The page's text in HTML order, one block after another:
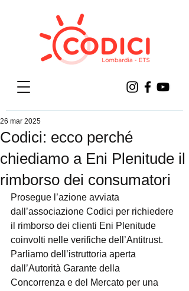
Codici: ecco perché
chiediamo a Eni Plenitude il
rimborso dei consumatori
26 mar 2025
Prosegue l’azione avviata
dall’associazione Codici per richiedere
il rimborso dei clienti Eni Plenitude
coinvolti nelle verifiche dell’Antitrust.
Parliamo dell’istruttoria aperta
dall’Autorità Garante della
Concorrenza e del Mercato per una